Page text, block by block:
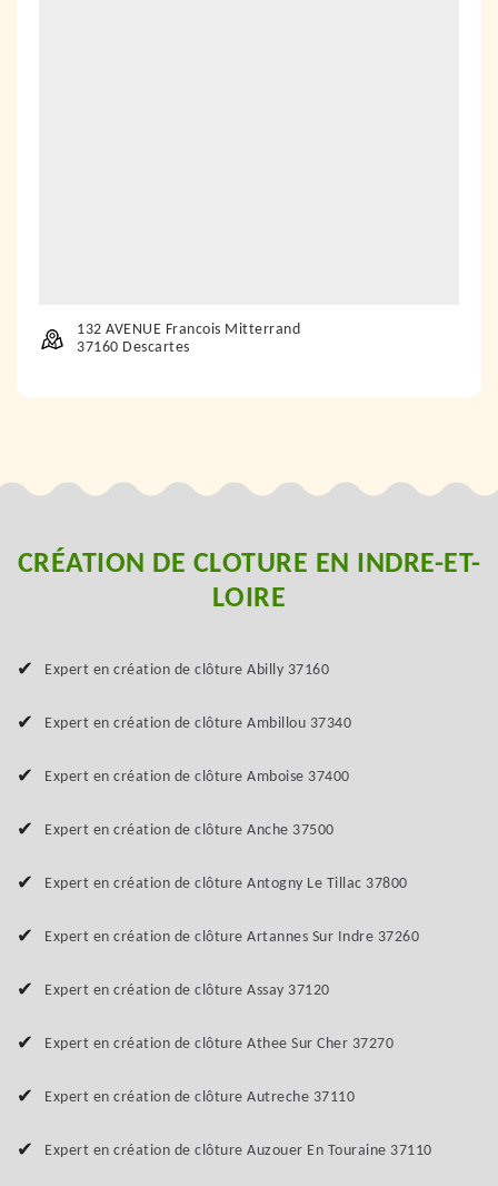
132 AVENUE Francois Mitterrand
37160 Descartes
CRÉATION DE CLOTURE EN INDRE-ET-
LOIRE
Expert en création de clôture Abilly 37160
Expert en création de clôture Ambillou 37340
Expert en création de clôture Amboise 37400
Expert en création de clôture Anche 37500
Expert en création de clôture Antogny Le Tillac 37800
Expert en création de clôture Artannes Sur Indre 37260
Expert en création de clôture Assay 37120
Expert en création de clôture Athee Sur Cher 37270
Expert en création de clôture Autreche 37110
Expert en création de clôture Auzouer En Touraine 37110